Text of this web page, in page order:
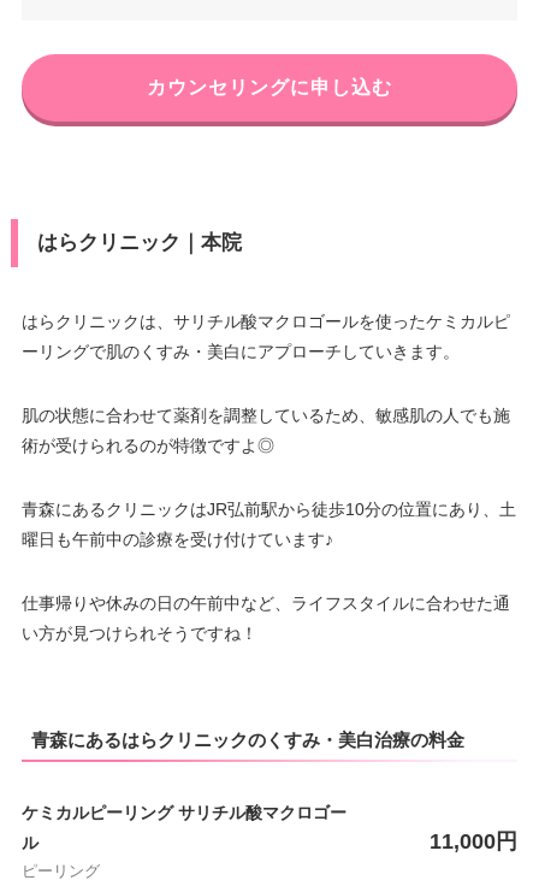
電話番号 0120-107-868
アクセス
カード決
JCB/DC/Visa/Master®/America
n Express/Diners/銀聯/MUFG/楽
OMC/UC/デビットカード
医療ロー
可
駐車場 提携駐車場有
月 火 水 木 金 土 日 祝
–
青森県青森市新町1丁目8-8 アセ
アクセス
森駅 徒歩2分/青い森鉄道線 青森
駅 徒歩2分
済
JCB/DC/Visa/Master®/America
天カード/UFJ/NICOS/セディナ/
ン
駐車場 提携駐車場有
月 火 水
カウンセリングに申し込む
はらクリニック｜本院
はらクリニックは、サリチル酸マクロゴールを使ったケミカルピ
ーリングで肌のくすみ・美白にアプローチしていきます。
肌の状態に合わせて薬剤を調整しているため、敏感肌の人でも施
術が受けられるのが特徴ですよ◎
青森にあるクリニックはJR弘前駅から徒歩10分の位置にあり、土
曜日も午前中の診療を受け付けています♪
仕事帰りや休みの日の午前中など、ライフスタイルに合わせた通
い方が見つけられそうですね！
青森にあるはらクリニックのくすみ・美白治療の料金
ケミカルピーリング サリチル酸マクロゴー
ル
ピーリング
11,000円